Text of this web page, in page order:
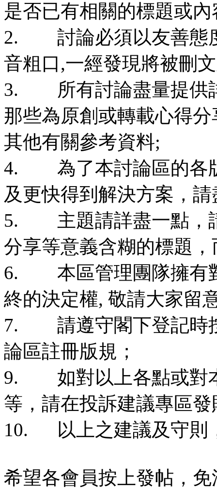
是否已有相關的標題或內
2. 討論必須以友善態
音粗口,一經發現將被刪
3. 所有討論盡量提供
那些為原創或轉載心得
其他有關參考資料;
4. 為了本討論區的各
及更快得到解決方案，
5. 主題請詳盡一點，請
分享等意義含糊的標題
6. 本區管理團隊擁有
終的決定權, 敬請大家留
7. 請遵守閣下登記時
論區註冊版規；
9. 如對以上各點或對
等，請在投訴建議專區
10. 以上之建議及守則
希望各會員按上發帖，